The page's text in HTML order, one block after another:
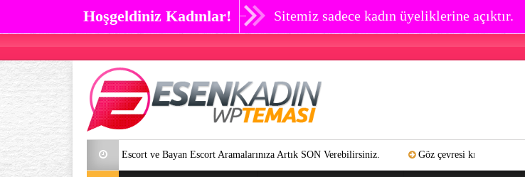
Hoşgeldiniz Kadınlar! Sitemiz sadece kadın üyeliklerine açıktır.
İstanbul Escort ve Bayan Escort Aramalarınıza Artık SON Verebilirsiniz. Göz çevresi kırışıklık oluşumu kaç